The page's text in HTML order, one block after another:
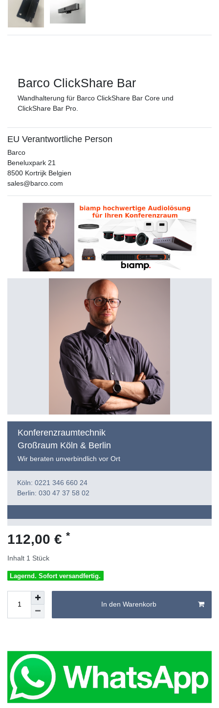
Barco ClickShare Bar
Wandhalterung für Barco ClickShare Bar Core und
ClickShare Bar Pro.
EU Verantwortliche Person
Barco
Beneluxpark 21
8500 Kortrijk Belgien
sales@barco.com
Konferenzraumtechnik
Großraum Köln & Berlin
Wir beraten unverbindlich vor Ort
Köln: 0221 346 660 24
Berlin: 030 47 37 58 02
112,00 € *
Inhalt 1 Stück
Lagernd. Sofort versandfertig.
In den Warenkorb